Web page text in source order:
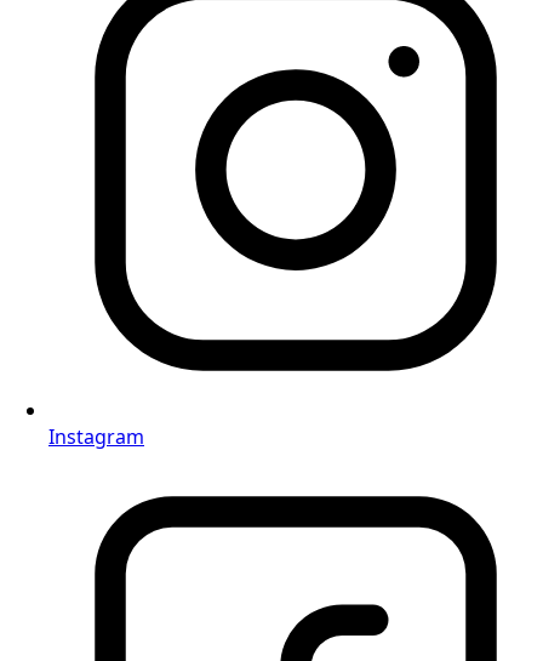
Instagram